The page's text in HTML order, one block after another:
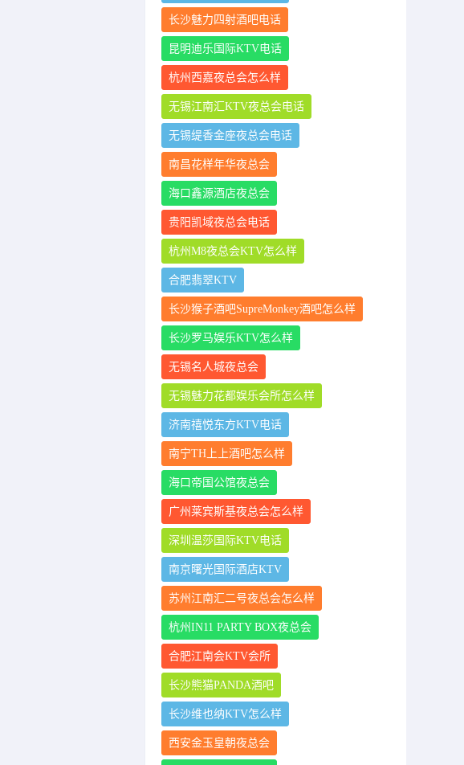
长沙魅力四射酒吧电话
昆明迪乐国际KTV电话
杭州西嘉夜总会怎么样
无锡江南汇KTV夜总会电话
无锡缇香金座夜总会电话
南昌花样年华夜总会
海口鑫源酒店夜总会
贵阳凯域夜总会电话
杭州M8夜总会KTV怎么样
合肥翡翠KTV
长沙猴子酒吧SupreMonkey酒吧怎么样
长沙罗马娱乐KTV怎么样
无锡名人城夜总会
无锡魅力花都娱乐会所怎么样
济南禧悦东方KTV电话
南宁TH上上酒吧怎么样
海口帝国公馆夜总会
广州莱宾斯基夜总会怎么样
深圳温莎国际KTV电话
南京曙光国际酒店KTV
苏州江南汇二号夜总会怎么样
杭州IN11 PARTY BOX夜总会
合肥江南会KTV会所
长沙熊猫PANDA酒吧
长沙维也纳KTV怎么样
西安金玉皇朝夜总会